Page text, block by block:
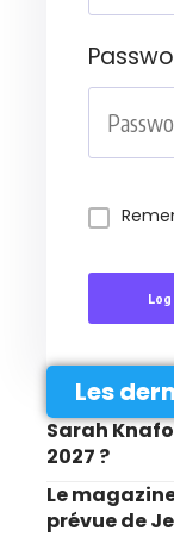
Log
Les
Sarah
2027 ?
Le
prévue de